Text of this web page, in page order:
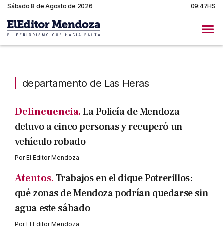
Sábado 8 de Agosto de 2026 09:47HS
departamento de Las Heras
Delincuencia.La Policía de Mendoza
detuvo a cinco personas y recuperó un
vehículo robado
PorEl Editor Mendoza
Atentos. Trabajos en el dique Potrerillos:
qué zonas de Mendoza podrían quedarse sin
agua este sábado
PorEl Editor Mendoza